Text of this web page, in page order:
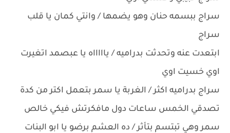
سراج ببسمه حنان وهو يضمها / وانتي كمان يا قلب
سراج
ابتعدت عنه وتحدثت بدراميه / ياااااه يا عبصمد اتغيرت
اوي خسيت اوي
سراج بدراميه اكثر / الغربة يا سمر بتعمل اكتر من كدة
تصدقي الخمس ساعات دول مافكرتش فيكي خالص
سمر وهي تبتسم بتأثر / ده العشم برضو يا ابو البنات